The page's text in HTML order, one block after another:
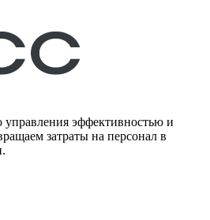
эффективностью и
затраты на персонал в